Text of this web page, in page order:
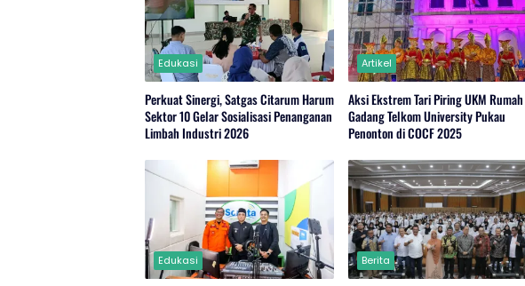
Edukasi
Perkuat Sinergi, Satgas Citarum Harum
Sektor 10 Gelar Sosialisasi Penanganan
Limbah Industri 2026
Artikel
Aksi Ekstrem Tari Piring UKM Rumah
Gadang Telkom University Pukau
Penonton di COCF 2025
Edukasi Berita